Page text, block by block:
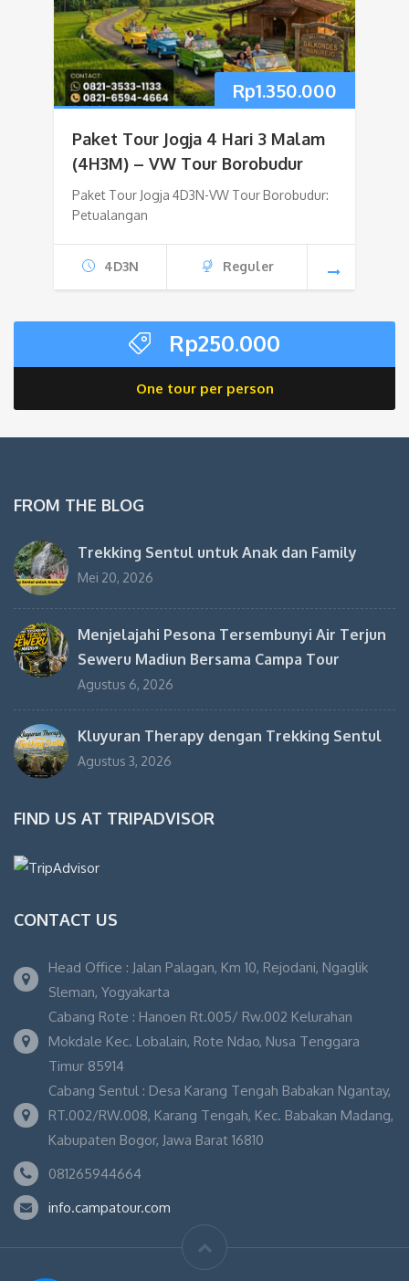
Rp1.350.000
Paket Tour Jogja 4 Hari 3 Malam
(4H3M) – VW Tour Borobudur
Paket Tour Jogja 4D3N-VW Tour Borobudur:
Petualangan
4D3N Reguler
Rp250.000
One tour per person
FROM THE BLOG
Trekking Sentul untuk Anak dan Family
Mei 20, 2026
Menjelajahi Pesona Tersembunyi Air Terjun
Seweru Madiun Bersama Campa Tour
Agustus 6, 2026
Kluyuran Therapy dengan Trekking Sentul
Agustus 3, 2026
FIND US AT TRIPADVISOR
CONTACT US
Head Office : Jalan Palagan, Km 10, Rejodani, Ngaglik
Sleman, Yogyakarta
Cabang Rote : Hanoen Rt.005/ Rw.002 Kelurahan
Mokdale Kec. Lobalain, Rote Ndao, Nusa Tenggara
Timur 85914
Cabang Sentul : Desa Karang Tengah Babakan Ngantay,
RT.002/RW.008, Karang Tengah, Kec. Babakan Madang,
Kabupaten Bogor, Jawa Barat 16810
081265944664
info.campatour.com